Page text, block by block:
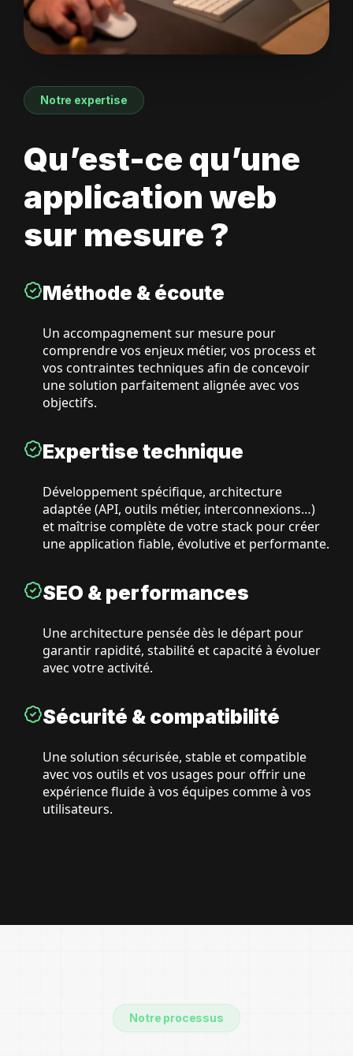
Notre expertise
Qu’est-ce qu’une
application web
sur mesure ?
Méthode & écoute
Un accompagnement sur mesure pour
comprendre vos enjeux métier, vos process et
vos contraintes techniques afin de concevoir
une solution parfaitement alignée avec vos
objectifs.
Expertise technique
Développement spécifique, architecture
adaptée (API, outils métier, interconnexions…)
et maîtrise complète de votre stack pour créer
une application fiable, évolutive et performante.
SEO & performances
Une architecture pensée dès le départ pour
garantir rapidité, stabilité et capacité à évoluer
avec votre activité.
Sécurité & compatibilité
Une solution sécurisée, stable et compatible
avec vos outils et vos usages pour offrir une
expérience fluide à vos équipes comme à vos
utilisateurs.
Notre processus